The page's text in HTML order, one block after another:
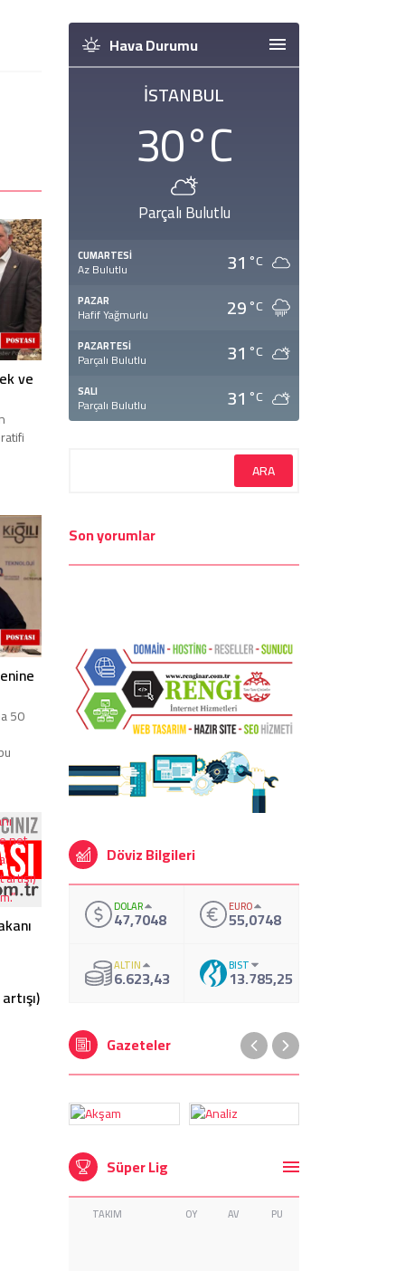
ve
50
Hava Durumu
İSTANBUL
30°C
Parçalı Bulutlu
CUMARTESI
Az Bulutlu 31 °C
PAZAR
Hafif Yağmurlu 29°C
PAZARTESI
Parçalı Bulutlu 31 °C
SALI
Parçalı Bulutlu 31 °C
Son yorumlar
Döviz Bilgileri
DOLAR
47,7048 EURO
55,0748
ALTIN
6.623,43 BIST
13.785,25
Gazeteler
Süper Lig
TAKIM OY AV PU